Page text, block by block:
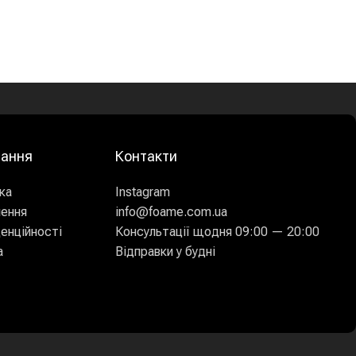
Контакти
Instagram
info@foame.com.ua
Консультації щодня 09:00 — 20:00
Відправки у будні